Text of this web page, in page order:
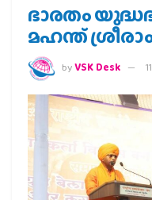
ഭാരതം
മഹന്ത്
byVSK Desk